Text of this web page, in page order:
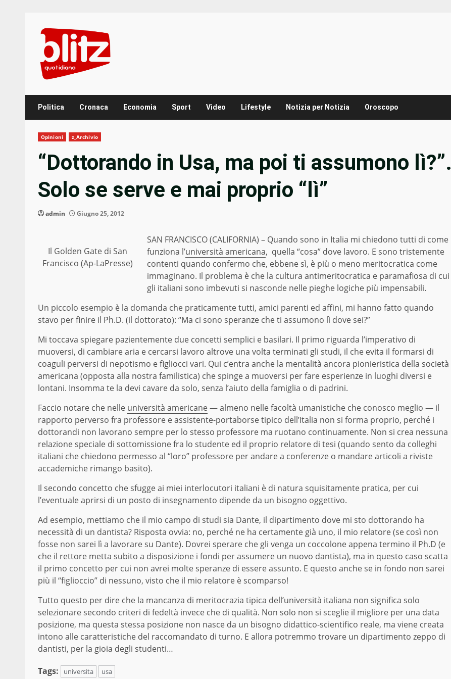
content
Politica Cronaca Economia Sport Video Lifestyle Notizia per Notizia Oroscopo
Opinioni z_Archivio
“Dottorando in Usa, ma poi ti assumono lì?”.
Solo se serve e mai proprio “lì”
admin Giugno 25, 2012
Il Golden Gate di San
Francisco (Ap-LaPresse)
SAN FRANCISCO (CALIFORNIA) – Quando sono in Italia mi chiedono tutti di come
funziona l’università americana, quella “cosa” dove lavoro. E sono tristemente
contenti quando confermo che, ebbene sì, è più o meno meritocratica come
immaginano. Il problema è che la cultura antimeritocratica e paramafiosa di cui
gli italiani sono imbevuti si nasconde nelle pieghe logiche più impensabili.
Un piccolo esempio è la domanda che praticamente tutti, amici parenti ed affini, mi hanno fatto quando
stavo per finire il Ph.D. (il dottorato): “Ma ci sono speranze che ti assumono lì dove sei?”
Mi toccava spiegare pazientemente due concetti semplici e basilari. Il primo riguarda l’imperativo di
muoversi, di cambiare aria e cercarsi lavoro altrove una volta terminati gli studi, il che evita il formarsi di
coaguli perversi di nepotismo e figliocci vari. Qui c’entra anche la mentalità ancora pionieristica della società
americana (opposta alla nostra familistica) che spinge a muoversi per fare esperienze in luoghi diversi e
lontani. Insomma te la devi cavare da solo, senza l’aiuto della famiglia o di padrini.
Faccio notare che nelle università americane— almeno nelle facoltà umanistiche che conosco meglio — il
rapporto perverso fra professore e assistente-portaborse tipico dell’Italia non si forma proprio, perché i
dottorandi non lavorano sempre per lo stesso professore ma ruotano continuamente. Non si crea nessuna
relazione speciale di sottomissione fra lo studente ed il proprio relatore di tesi (quando sento da colleghi
italiani che chiedono permesso al “loro” professore per andare a conferenze o mandare articoli a riviste
accademiche rimango basito).
Il secondo concetto che sfugge ai miei interlocutori italiani è di natura squisitamente pratica, per cui
l’eventuale aprirsi di un posto di insegnamento dipende da un bisogno oggettivo.
Ad esempio, mettiamo che il mio campo di studi sia Dante, il dipartimento dove mi sto dottorando ha
necessità di un dantista? Risposta ovvia: no, perché ne ha certamente già uno, il mio relatore (se così non
fosse non sarei lì a lavorare su Dante). Dovrei sperare che gli venga un coccolone appena termino il Ph.D (e
che il rettore metta subito a disposizione i fondi per assumere un nuovo dantista), ma in questo caso scatta
il primo concetto per cui non avrei molte speranze di essere assunto. E questo anche se in fondo non sarei
più il “figlioccio” di nessuno, visto che il mio relatore è scomparso!
Tutto questo per dire che la mancanza di meritocrazia tipica dell’università italiana non significa solo
selezionare secondo criteri di fedeltà invece che di qualità. Non solo non si sceglie il migliore per una data
posizione, ma questa stessa posizione non nasce da un bisogno didattico-scientifico reale, ma viene creata
intono alle caratteristiche del raccomandato di turno. E allora potremmo trovare un dipartimento zeppo di
dantisti, per la gioia degli studenti…
Tags:
universita usa